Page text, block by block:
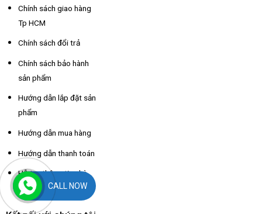
Chính sách giao hàng
Tp HCM
Chính sách đổi trả
Chính sách bảo hành
sản phẩm
Hướng dẫn lắp đặt sản
phẩm
Hướng dẫn mua hàng
Hướng dẫn thanh toán
Hỗ trợ thông tin nhà
xe các tỉnhCALL NOW